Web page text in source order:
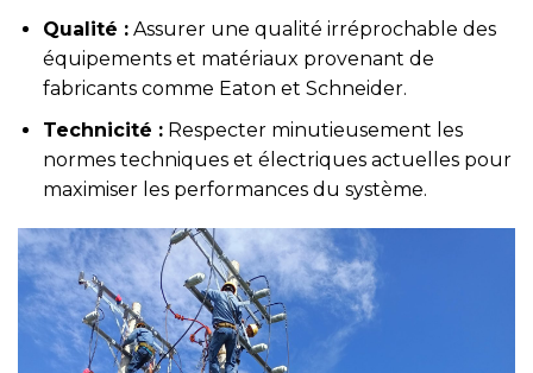
Qualité :Assurer une qualité irréprochable des
équipements et matériaux provenant de
fabricants comme Eaton et Schneider.
Technicité :Respecter minutieusement les
normes techniques et électriques actuelles pour
maximiser les performances du système.